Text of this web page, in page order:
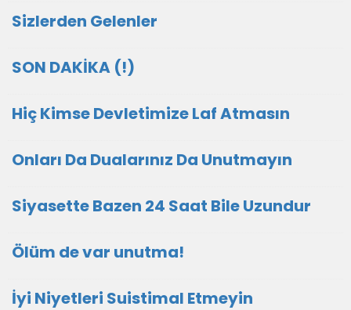
Sizlerden Gelenler
SON DAKİKA (!)
Hiç Kimse Devletimize Laf Atmasın
Onları Da Dualarınız Da Unutmayın
Siyasette Bazen 24 Saat Bile Uzundur
Ölüm de var unutma!
İyi Niyetleri Suistimal Etmeyin